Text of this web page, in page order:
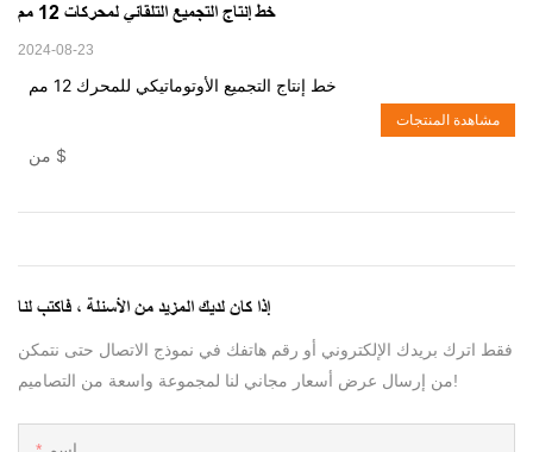
خط إنتاج التجميع التلقائي لمحركات 12 مم
2024-08-23
خط إنتاج التجميع الأوتوماتيكي للمحرك 12 مم
$
مشاهدة المنتجات
إذا كان لديك المزيد من الأسئلة ، فاكتب لنا
فقط اترك بريدك الإلكتروني أو رقم هاتفك في نموذج الاتصال حتى نتمكن
من إرسال عرض أسعار مجاني لنا لمجموعة واسعة من التصاميم!